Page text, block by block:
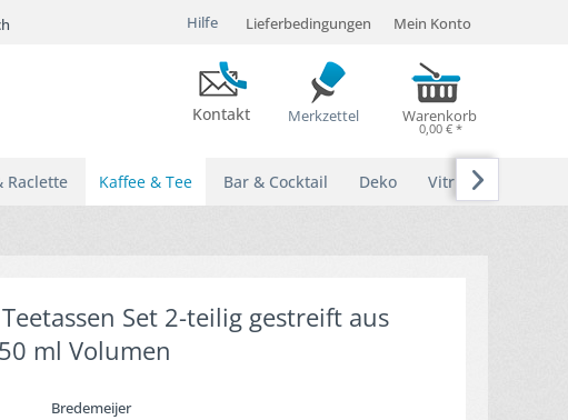
Hilfe Lieferbedingungen
Kontakt Merkzettel
Mein Konto
Warenkorb
0,00 € *
Raclette Kaffee & Tee Bar & Cocktail Deko Vitrinen

Set 2-teilig gestreift aus
ml Volumen
Bredemeijer